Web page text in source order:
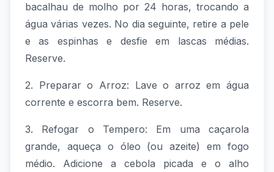
bacalhau de molho por 24 horas, trocando a
água várias vezes. No dia seguinte, retire a pele
e as espinhas e desfie em lascas médias.
Reserve.
2. Preparar o Arroz: Lave o arroz em água
corrente e escorra bem. Reserve.
3. Refogar o Tempero: Em uma caçarola
grande, aqueça o óleo (ou azeite) em fogo
médio. Adicione a cebola picada e o alho